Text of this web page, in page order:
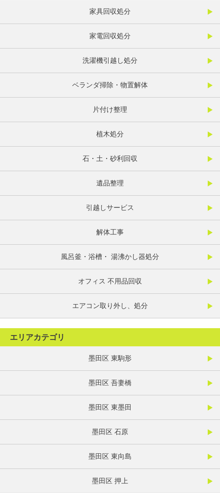
家具回収処分
家電回収処分
洗濯機引越し処分
ベランダ掃除・物置解体
片付け整理
植木処分
石・土・砂利回収
遺品整理
引越しサービス
解体工事
風呂釜・浴槽・ 湯沸かし器処分
オフィス 不用品回収
エアコン取り外し、処分
エリアカテゴリ
墨田区 東駒形
墨田区 吾妻橋
墨田区 東墨田
墨田区 石原
墨田区 東向島
墨田区 押上